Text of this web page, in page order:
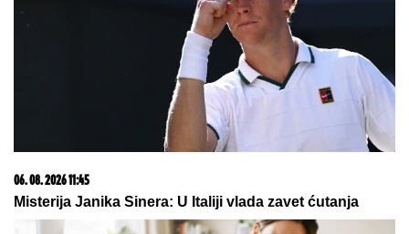
05. 08. 2026 14:12
Koliko visoku temperaturu ljudsko telo može da izdrži?